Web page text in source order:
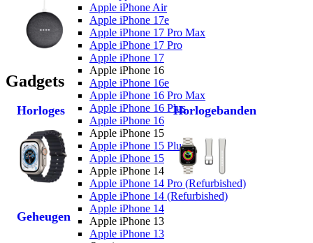
Apple iPhone Air
Apple iPhone 17e
Apple iPhone 17 Pro Max
Apple iPhone 17 Pro
Apple iPhone 17
Apple iPhone 16
Apple iPhone 16e
Apple iPhone 16 Pro Max
Apple iPhone 16 Plus
Apple iPhone 16
Apple iPhone 15
Apple iPhone 15 Plus
Apple iPhone 15
Apple iPhone 14
Apple iPhone 14 Pro (Refurbished)
Apple iPhone 14 (Refurbished)
Apple iPhone 14
Apple iPhone 13
Apple iPhone 13
Gadgets
Horloges Horlogebanden
Geheugen